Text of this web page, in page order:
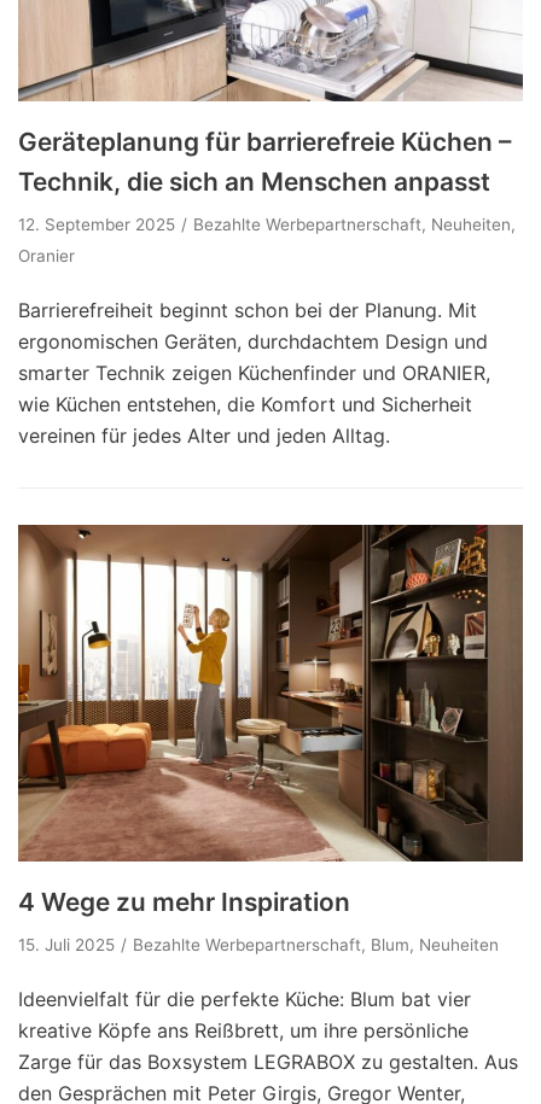
Geräteplanung für barrierefreie Küchen –
Technik, die sich an Menschen anpasst
12. September 2025 Bezahlte Werbepartnerschaft, Neuheiten,
Oranier
Barrierefreiheit beginnt schon bei der Planung. Mit
ergonomischen Geräten, durchdachtem Design und
smarter Technik zeigen Küchenfinder und ORANIER,
wie Küchen entstehen, die Komfort und Sicherheit
vereinen für jedes Alter und jeden Alltag.
4 Wege zu mehr Inspiration
15. Juli 2025 Bezahlte Werbepartnerschaft, Blum, Neuheiten
Ideenvielfalt für die perfekte Küche: Blum bat vier
kreative Köpfe ans Reißbrett, um ihre persönliche
Zarge für das Boxsystem LEGRABOX zu gestalten. Aus
den Gesprächen mit Peter Girgis, Gregor Wenter,